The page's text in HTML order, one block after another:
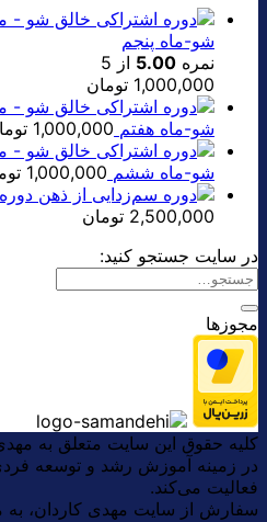
شو-ماه پنجم
نمره 5.00 از 5
1,000,000 تومان
شو-ماه هفتم 1,000,000
شو-ماه ششم 1,000,000
2,500,000 تومان
در سایت جستجو کنید:
مجوزها
کلیه حقوق این سایت متعلق به
در زمینه آموزش رشد و توسعه
فعالیت می‌کند.
سفارش از سایت مهدی کاردان، به